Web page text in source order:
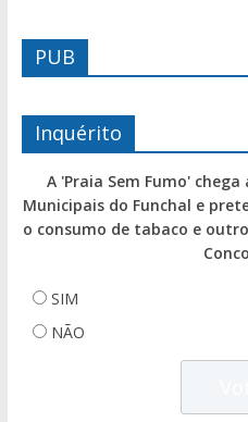
PUB
Inquérito
A 'Praia Sem Fumo'
Municipais do Funchal e
o consumo de tabaco e
SIM
NÃO